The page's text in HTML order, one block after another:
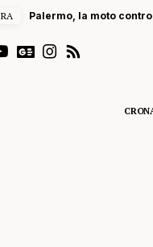
Palermo, la moto